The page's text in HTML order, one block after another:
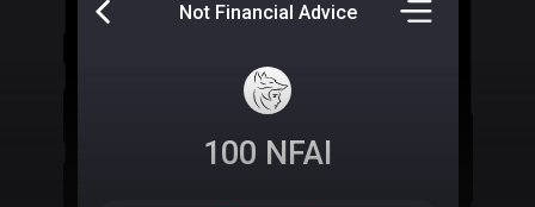
Not Financial Advice
100 NFAI